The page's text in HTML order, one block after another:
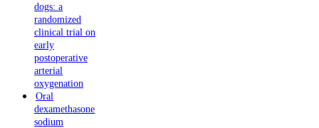
dogs: a
randomized
clinical trial on
early
postoperative
arterial
oxygenation
Oral
dexamethasone
sodium